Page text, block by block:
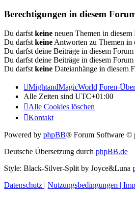
Berechtigungen in diesem
Du darfst keine neuen Themen in diesem
Du darfst keine Antworten zu Themen in
Du darfst deine Beiträge in diesem Forum
Du darfst deine Beiträge in diesem Forum
Du darfst keine Dateianhänge in diesem
MightandMagicWorld Foren-
Alle Zeiten sind UTC+01:00
Alle Cookies löschen
Kontakt
Powered by phpBB® Forum Software ©
Deutsche Übersetzung durch phpBB.de
Style: Black-Silver-Split by Joyce&Luna
Datenschutz | Nutzungsbedingungen |